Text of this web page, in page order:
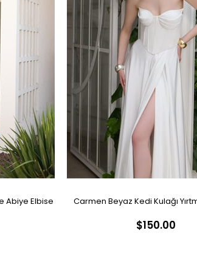
Abiye Elbise Carmen Beyaz Kedi Kulağı
Nikah Elbisesi
$150.00